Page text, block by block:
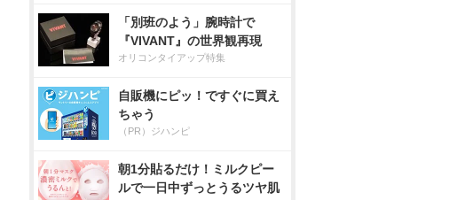
「別班のよう」腕時計で
『VIVANT』の世界観再現
オリコンタイアップ特集
自販機にピッ！ですぐに買え
ちゃう
（PR）ジハンピ
朝1分貼るだけ！ミルクピー
ルで一日中ずっとうるツヤ肌